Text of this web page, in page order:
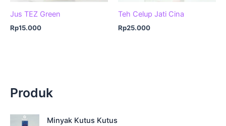
Jus TEZ Green
Rp15.000
Teh Celup Jati Cina
Rp25.000
Produk
Minyak Kutus Kutus